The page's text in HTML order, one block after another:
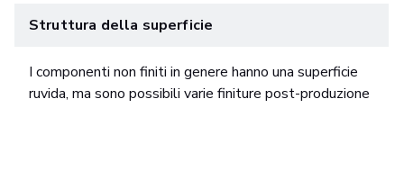
Struttura della superficie
I componenti non finiti in genere hanno una superficie
ruvida, ma sono possibili varie finiture post-produzione